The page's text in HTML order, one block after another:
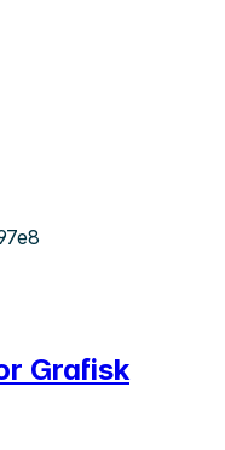
Grafisk